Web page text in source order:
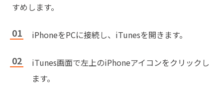
すめします。
iPhoneをPCに接続し、iTunesを開きます。
iTunes画面で左上のiPhoneアイコンをクリックし
ます。